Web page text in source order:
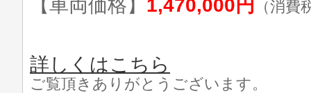
【車両価格】 1,470,000円 （消費
詳しくはこちら
ご覧頂きありがとうございます。